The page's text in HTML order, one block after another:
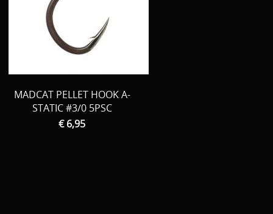
MADCAT PELLET HOOK A-
STATIC #3/0 5PSC
€ 6,95